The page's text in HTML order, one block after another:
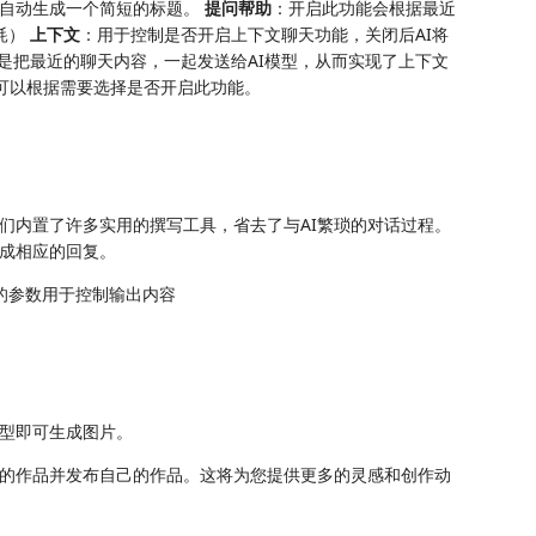
动生成一个简短的标题。 提问帮助 ：开启此功能会根据最近
上下文 ：用于控制是否开启上下文聊天功能，关闭后AI将
把最近的聊天内容，一起发送给AI模型，从而实现了上下文
根据需要选择是否开启此功能。
置了许多实用的撰写工具，省去了与AI繁琐的对话过程。
相应的回复。
数用于控制输出内容
即可生成图片。
作品并发布自己的作品。这将为您提供更多的灵感和创作动